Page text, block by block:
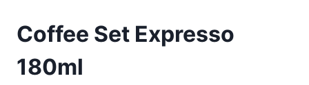
Coffee Set Expresso
180ml